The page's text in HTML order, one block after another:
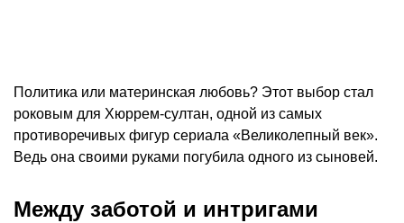
Политика или материнская любовь? Этот выбор стал
роковым для Хюррем-султан, одной из самых
противоречивых фигур сериала «Великолепный век».
Ведь она своими руками погубила одного из сыновей.
Между заботой и интригами